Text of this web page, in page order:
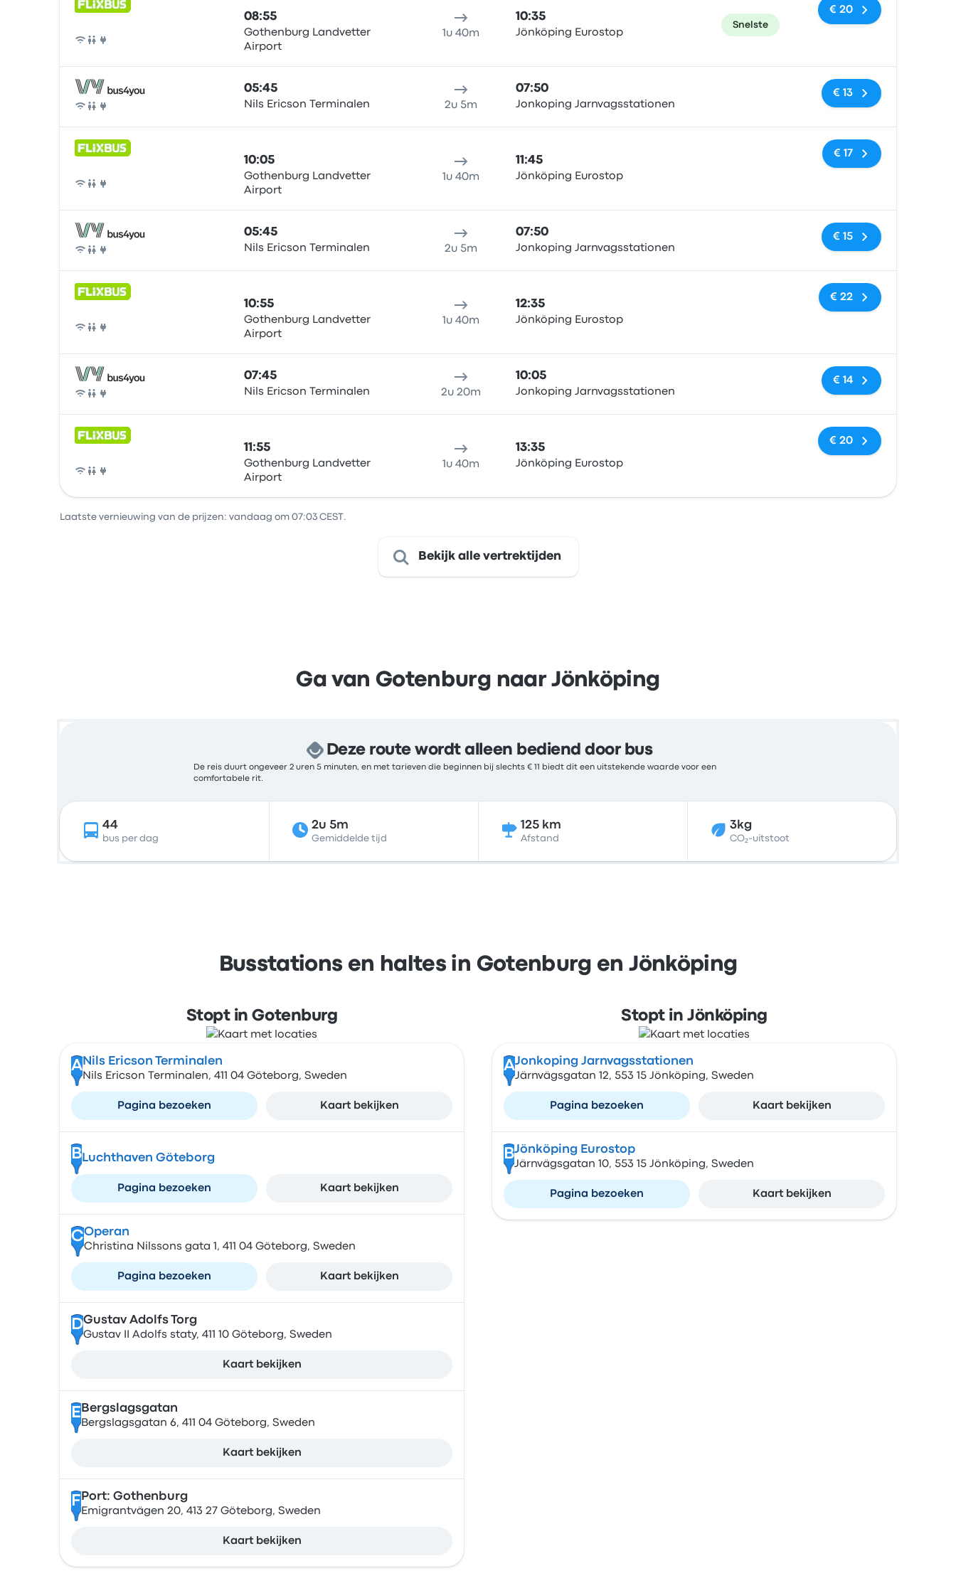
Bus
08:55
Gothenburg Landvetter
Airport
1u 40m
10:35
Jönköping Eurostop
Snelste
€ 20
Bus
05:45
Nils Ericson Terminalen 2u 5m
07:50
Jonkoping Jarnvagsstationen
Geen tags
€ 13
Bus
10:05
Gothenburg Landvetter
Airport
1u 40m
11:45
Jönköping Eurostop
Geen tags
€ 17
Bus
05:45
Nils Ericson Terminalen 2u 5m
07:50
Jonkoping Jarnvagsstationen
Geen tags
€ 15
Bus
10:55
Gothenburg Landvetter
Airport
1u 40m
12:35
Jönköping Eurostop
Geen tags
€ 22
Bus
07:45
Nils Ericson Terminalen 2u 20m
10:05
Jonkoping Jarnvagsstationen
Geen tags
€ 14
Bus
11:55
Gothenburg Landvetter
Airport
1u 40m
13:35
Jönköping Eurostop
Geen tags
€ 20
Laatste vernieuwing van de prijzen: vandaag om 07:03 CEST.
Bekijk alle vertrektijden
Ga van Gotenburg naar Jönköping
Deze route wordt alleen bediend door bus
De reis duurt ongeveer 2 uren 5 minuten, en met tarieven die beginnen bij slechts € 11 biedt dit een uitstekende waarde voor een
comfortabele rit.
44
bus per dag
2u 5m
Gemiddelde tijd
125 km
Afstand
3kg
CO₂-uitstoot
Busstations en haltes in Gotenburg en Jönköping
Stopt in Gotenburg
A Nils Ericson Terminalen
Nils Ericson Terminalen, 411 04 Göteborg, Sweden
Pagina bezoeken Kaart bekijken
BLuchthaven Göteborg
Pagina bezoeken Kaart bekijken
COperan
Christina Nilssons gata 1, 411 04 Göteborg, Sweden
Pagina bezoeken Kaart bekijken
DGustav Adolfs Torg
Gustav II Adolfs staty, 411 10 Göteborg, Sweden
Kaart bekijken
E Bergslagsgatan
Bergslagsgatan 6, 411 04 Göteborg, Sweden
Kaart bekijken
F Port: Gothenburg
Emigrantvägen 20, 413 27 Göteborg, Sweden
Kaart bekijken
Stopt in Jönköping
AJonkoping Jarnvagsstationen
Järnvägsgatan 12, 553 15 Jönköping, Sweden
Pagina bezoeken Kaart bekijken
BJönköping Eurostop
Järnvägsgatan 10, 553 15 Jönköping, Sweden
Pagina bezoeken Kaart bekijken